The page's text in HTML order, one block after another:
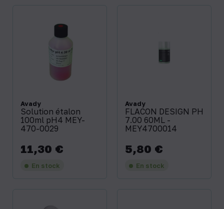
Avady
Solution étalon
100ml pH4 MEY-
470-0029
Prix
11,30 €
En stock
Avady
FLACON DESIGN PH
7.00 60ML -
MEY4700014
Prix
5,80 €
En stock